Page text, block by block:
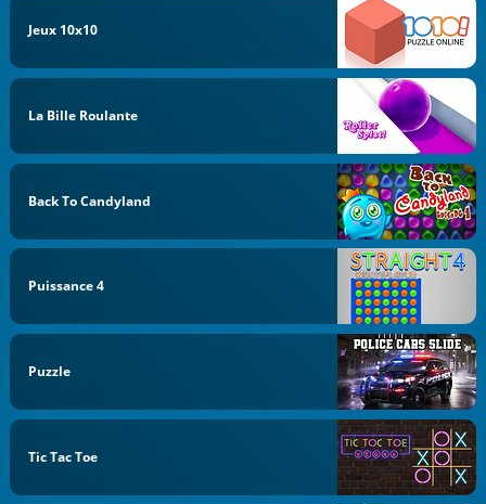
Jeux 10x10
La Bille Roulante
Back To Candyland
Puissance 4
Puzzle
Tic Tac Toe